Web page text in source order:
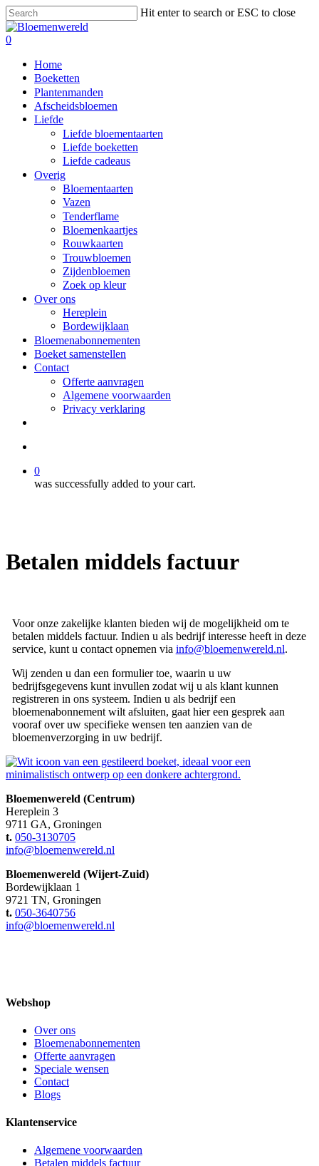
Skip
to
main
Hit enter to search or ESC to close
Close
Search
search
0
Home
Boeketten
Plantenmanden
Afscheidsbloemen
Liefde
Liefde bloementaarten
Liefde boeketten
Liefde cadeaus
Overig
Bloementaarten
Vazen
Tenderflame
Bloemenkaartjes
Rouwkaarten
Trouwbloemen
Zijdenbloemen
Zoek op kleur
Over ons
Hereplein
Bordewijklaan
Bloemenabonnementen
Boeket samenstellen
Contact
Offerte aanvragen
Algemene voorwaarden
Privacy verklaring
0
was successfully added to your cart.
Betalen middels factuur
Voor onze zakelijke klanten bieden wij de mogelijkheid om te
betalen middels factuur. Indien u als bedrijf interesse heeft in deze
service, kunt u contact opnemen via info@bloemenwereld.nl.
Wij zenden u dan een formulier toe, waarin u uw
bedrijfsgegevens kunt invullen zodat wij u als klant kunnen
registreren in ons systeem. Indien u als bedrijf een
bloemenabonnement wilt afsluiten, gaat hier een gesprek aan
vooraf over uw specifieke wensen ten aanzien van de
bloemenverzorging in uw bedrijf.
Bloemenwereld (Centrum)
Hereplein 3
9711 GA, Groningen
t. 050-3130705
info@bloemenwereld.nl
Bloemenwereld (Wijert-Zuid)
Bordewijklaan 1
9721 TN, Groningen
t. 050-3640756
info@bloemenwereld.nl
Webshop
Over ons
Bloemenabonnementen
Offerte aanvragen
Speciale wensen
Contact
Blogs
Klantenservice
Algemene voorwaarden
Betalen middels factuur